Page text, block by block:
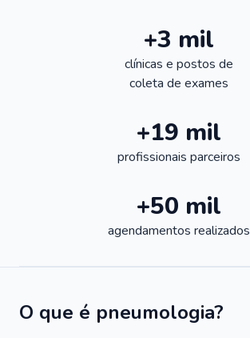
+3 mil
clínicas e postos de
coleta de exames
+19 mil
profissionais parceiros
+50 mil
agendamentos realizados
O que é pneumologia?